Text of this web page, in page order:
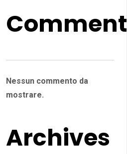
Nessun commento da
mostrare.
Archives